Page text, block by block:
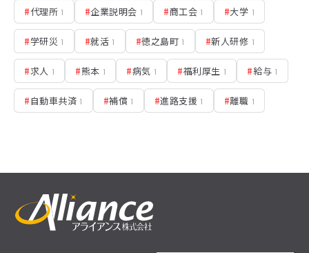
#代理所 1 #企業説明会 1 #商工会 1 #大学 1
#学研災 1 #就活 1 #徳之島町 1 #新人研修 1
#求人 1 #熊本 1 #病気 1 #福利厚生 1 #給与 1
#自動車共済 1 #補償 1 #進路支援 1 #離職 1